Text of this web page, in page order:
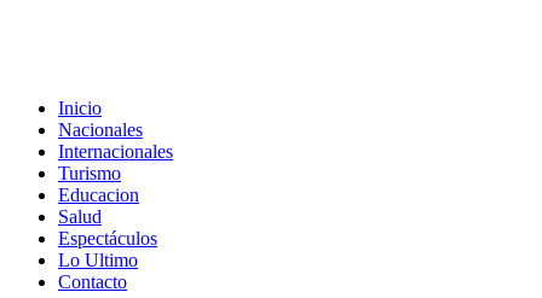
Inicio
Nacionales
Internacionales
Turismo
Educacion
Salud
Espectáculos
Lo Ultimo
Contacto